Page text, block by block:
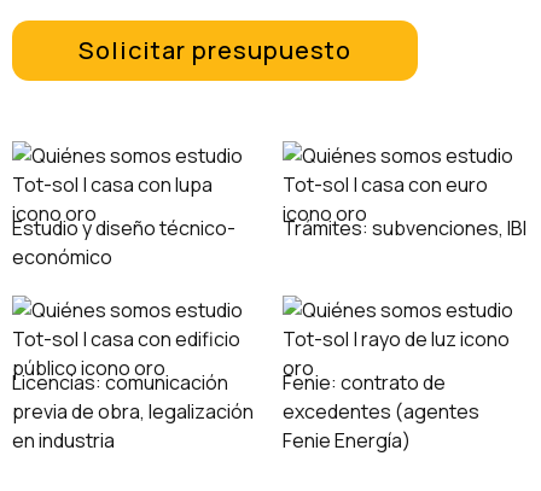
Solicitar presupuesto
Estudio y diseño técnico-
económico
Trámites: subvenciones, IBI
Licencias: comunicación
previa de obra, legalización
en industria
Fenie: contrato de
excedentes (agentes
Fenie Energía)